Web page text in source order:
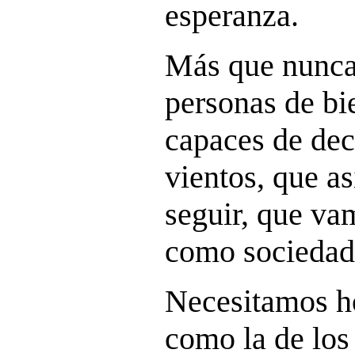
esperanza.
Más que
personas de
capaces de
vientos, que
seguir, que
como
Necesitamos
como la de